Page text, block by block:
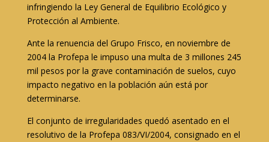
infringiendo la Ley General de Equilibrio Ecológico y
Protección al Ambiente.
Ante la renuencia del Grupo Frisco, en noviembre de
2004 la Profepa le impuso una multa de 3 millones 245
mil pesos por la grave contaminación de suelos, cuyo
impacto negativo en la población aún está por
determinarse.
El conjunto de irregularidades quedó asentado en el
resolutivo de la Profepa 083/VI/2004, consignado en el